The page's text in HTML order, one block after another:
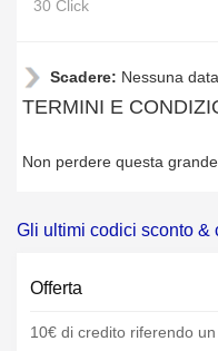
30 Click
Scadere: Nessuna
TERMINI E
Non perdere questa
Gli ultimi codici sconto &
Offerta
10€ di credito riferendo